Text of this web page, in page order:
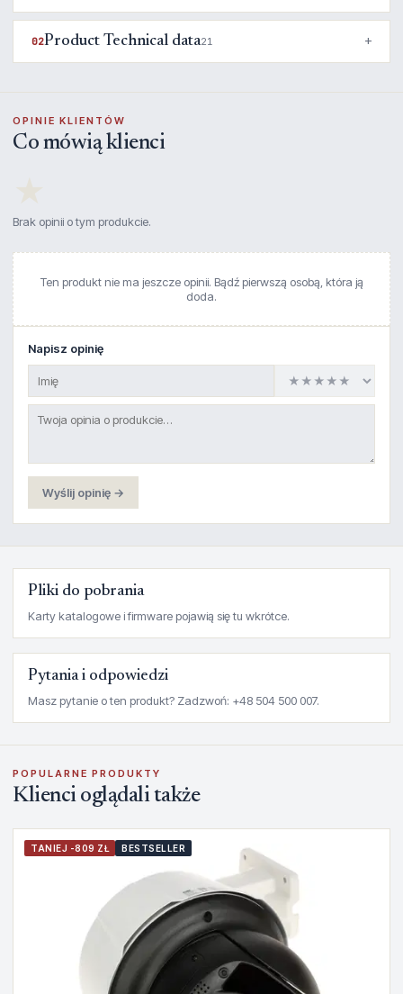
02Product Technical data21
OPINIE KLIENTÓW
Co mówią klienci
Brak opinii o tym produkcie.
Ten produkt nie ma jeszcze opinii. Bądź pierwszą osobą, która ją
doda.
Napisz opinię
Wyślij opinię →
Pliki do pobrania
Karty katalogowe i firmware pojawią się tu wkrótce.
Pytania i odpowiedzi
Masz pytanie o ten produkt? Zadzwoń: +48 504 500 007.
POPULARNE PRODUKTY
Klienci oglądali także
TANIEJ -809 ZŁ BESTSELLER